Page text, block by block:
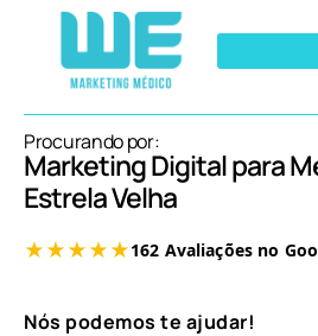
Procurando por:
Marketing Digital para
Estrela Velha
Nós podemos te ajudar!